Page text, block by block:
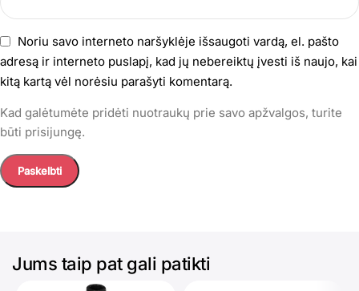
Noriu savo interneto naršyklėje išsaugoti vardą, el. pašto
adresą ir interneto puslapį, kad jų nebereiktų įvesti iš naujo, kai
kitą kartą vėl norėsiu parašyti komentarą.
Kad galėtumėte pridėti nuotraukų prie savo apžvalgos, turite
būti prisijungę.
Jums taip pat gali patikti